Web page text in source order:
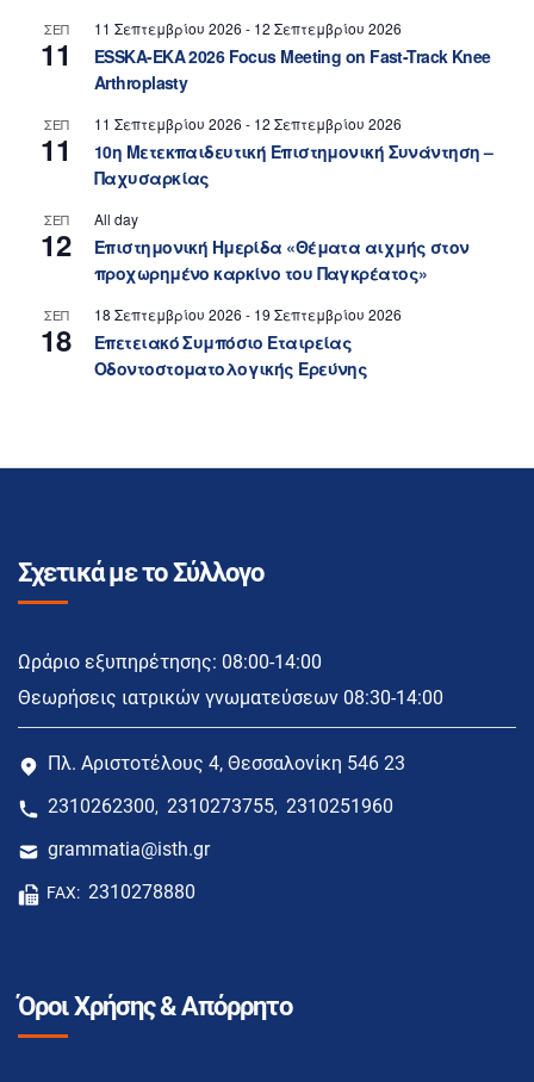
ΣΕΠ
11
11 Σεπτεμβρίου 2026 - 12 Σεπτεμβρίου 2026
ESSKA-EKA 2026 Focus Meeting on Fast-Track Knee
Arthroplasty
ΣΕΠ
11
11 Σεπτεμβρίου 2026 - 12 Σεπτεμβρίου 2026
10η Μετεκπαιδευτική Επιστημονική Συνάντηση –
Παχυσαρκίας
ΣΕΠ
12
All day
Επιστημονική Ημερίδα «Θέματα αιχμής στον
προχωρημένο καρκίνο του Παγκρέατος»
ΣΕΠ
18
18 Σεπτεμβρίου 2026 - 19 Σεπτεμβρίου 2026
Επετειακό Συμπόσιο Εταιρείας
Οδοντοστοματολογικής Ερεύνης
Σχετικά με το Σύλλογο
Ωράριο εξυπηρέτησης: 08:00-14:00
Θεωρήσεις ιατρικών γνωματεύσεων 08:30-14:00
Πλ. Αριστοτέλους 4, Θεσσαλονίκη 546 23
2310262300, 2310273755, 2310251960
grammatia@isth.gr
FAX: 2310278880
Όροι Χρήσης & Απόρρητο